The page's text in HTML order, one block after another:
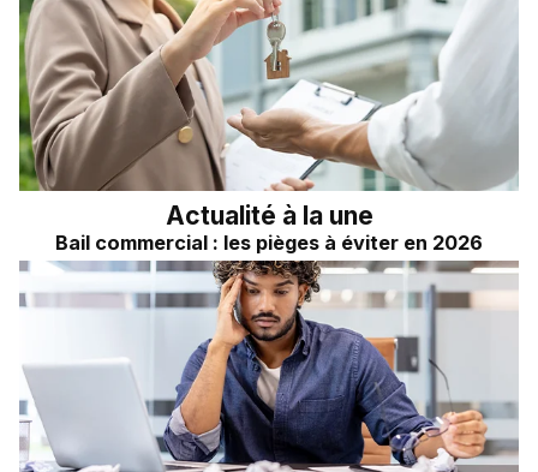
Actualité à la une
Bail commercial : les pièges à éviter en 2026